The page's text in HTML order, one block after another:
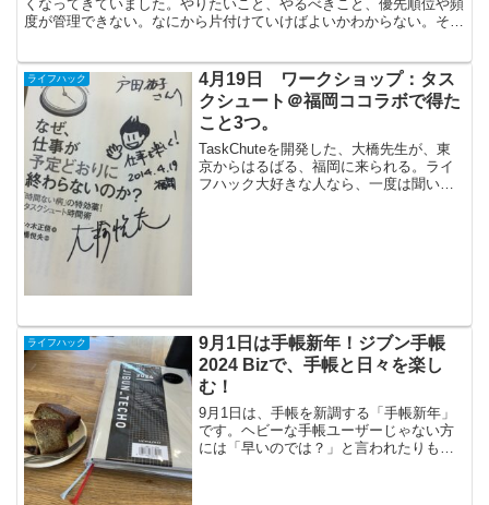
くなってきていました。やりたいこと、やるべきこと、優先順位や頻
度が管理できない。なにから片付けていけばよいかわからない。そん
ライフハック
4月19日 ワークショップ：タス
クシュート＠福岡ココラボで得た
こと3つ。
TaskChuteを開発した、大橋先生が、東
京からはるばる、福岡に来られる。ライ
フハック大好きな人なら、一度は聞いた
ライフハック
9月1日は手帳新年！ジブン手帳
2024 Bizで、手帳と日々を楽し
む！
9月1日は、手帳を新調する「手帳新年」
です。ヘビーな手帳ユーザーじゃない方
には「早いのでは？」と言われたりもし